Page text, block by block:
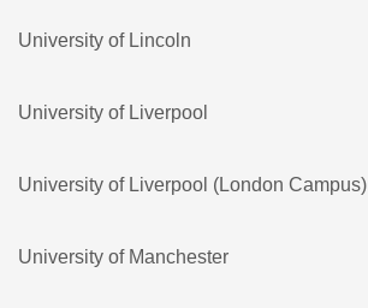
University of Lincoln
University of Liverpool
University of Liverpool (London Campus)
University of Manchester